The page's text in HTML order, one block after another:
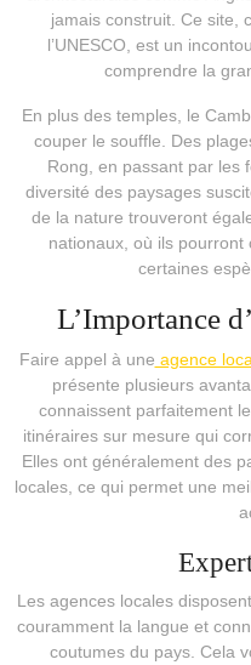
jamais construit. Ce site,
l’UNESCO, est un
comprendre la
En plus des temples, le
couper le souffle. Des
Rong, en passant par les
diversité des paysages
de la nature trouveront
nationaux, où ils
certaines
L’Importance
Faire appel à une agence
présente plusieurs
connaissent parfaitement
itinéraires sur mesure qui
Elles ont généralement des
locales, ce qui permet une
Les agences locales
couramment la langue et
coutumes du pays. Cela